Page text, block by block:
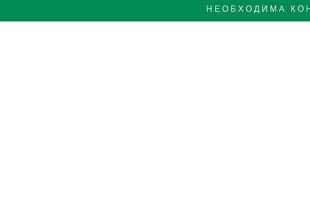
Н Е О Б Х О Д И М А К О